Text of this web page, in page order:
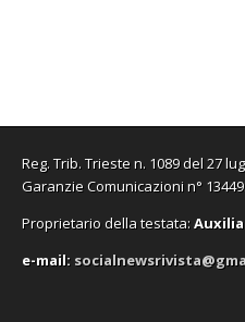
Reg. Trib. Trieste n. 1089 del 27
Garanzie Comunicazioni n° 13449.
Proprietario della testata:A
e-mail: